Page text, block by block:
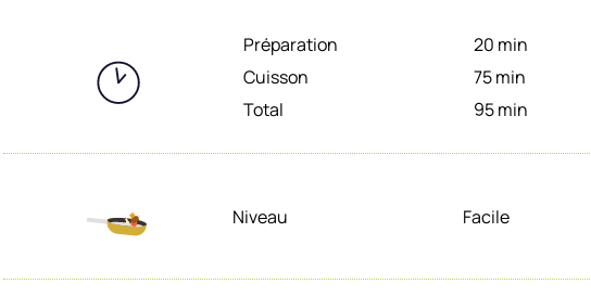
Préparation
Cuisson
Total
20 min
75 min
95 min
Niveau Facile